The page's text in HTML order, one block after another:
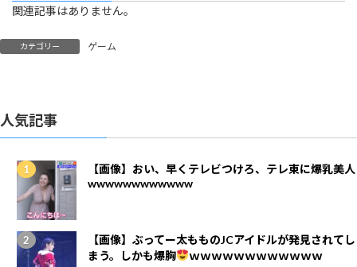
関連記事はありません。
カテゴリー ゲーム
人気記事
【画像】おい、早くテレビつけろ、テレ東に爆乳美人
wwwwwwwwwwww
【画像】ぶってー太もものJCアイドルが発見されてし
まう。しかも爆胸
ｗｗｗｗｗｗｗｗｗｗｗｗ